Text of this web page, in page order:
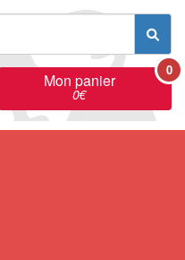
Mon panier
0€
0